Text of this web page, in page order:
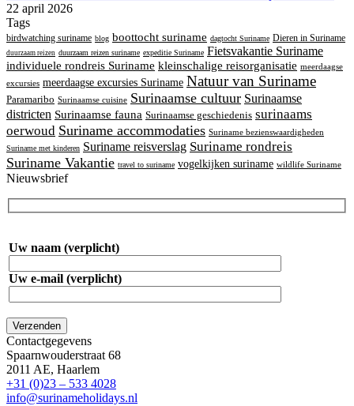
22 april 2026
Tags
birdwatching suriname blog boottocht suriname dagtocht Suriname Dieren in Suriname
duurzaam reizen duurzaam reizen suriname expeditie Suriname Fietsvakantie Suriname
individuele rondreis Suriname kleinschalige reisorganisatie meerdaagse
excursies meerdaagse excursies Suriname Natuur van Suriname
Paramaribo Surinaamse cuisine Surinaamse cultuur Surinaamse
districten Surinaamse fauna Surinaamse geschiedenis surinaams
oerwoud Suriname accommodaties Suriname bezienswaardigheden
Suriname met kinderen Suriname reisverslag Suriname rondreis
Suriname Vakantie travel to suriname vogelkijken suriname wildlife Suriname
Nieuwsbrief
Uw naam (verplicht)
Uw e-mail (verplicht)
Contactgegevens
Spaarnwouderstraat 68
2011 AE, Haarlem
+31 (0)23 – 533 4028
info@surinameholidays.nl